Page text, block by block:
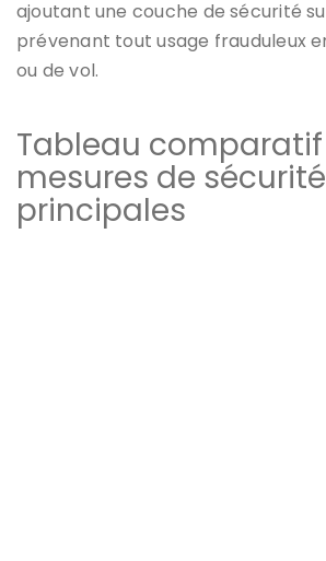
ajoutant une couche de sécurité
prévenant tout usage frauduleux
ou de vol.
Tableau comparatif
mesures de sécurité
principales